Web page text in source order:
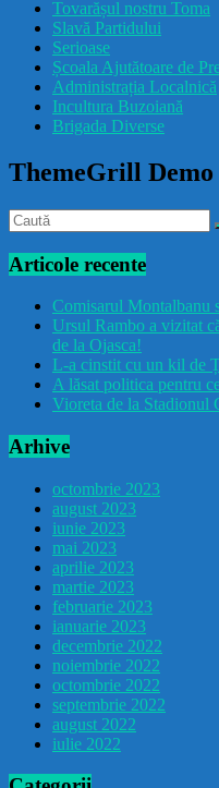
drăcușorulbuzoian
Tovarășul nostru Toma
Slavă Partidului
Serioase
Școala Ajutătoare de
Administrația Localnică
Incultura Buzoiană
Brigada Diverse
ThemeGrill Demo
Articole recente
Comisarul Montalbanu
Ursul Rambo a vizitat
de la Ojasca!
L-a cinstit cu un kil de
A lăsat politica pentru
Vioreta de la Stadionul
Arhive
octombrie 2023
august 2023
iunie 2023
mai 2023
aprilie 2023
martie 2023
februarie 2023
ianuarie 2023
decembrie 2022
noiembrie 2022
octombrie 2022
septembrie 2022
august 2022
iulie 2022